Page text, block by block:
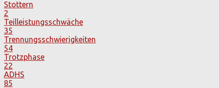
Stottern
2
Teilleistungsschwäche
35
Trennungsschwierigkeiten
54
Trotzphase
22
ADHS
85